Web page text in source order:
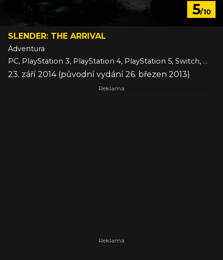
5/10
SLENDER: THE ARRIVAL
Adventura
PC, PlayStation 3, PlayStation 4, PlayStation 5, Switch, Wii U, Xbox 360, Xbox One, Xbox Series
23. září 2014 (původní vydání 26. březen 2013)